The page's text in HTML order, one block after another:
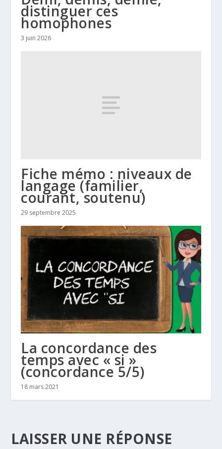
distinguer ces
homophones
3 juin 2026
Fiche mémo : niveaux de
langage (familier,
courant, soutenu)
29 septembre 2025
La concordance des
temps avec « si »
(concordance 5/5)
18 mars 2021
LAISSER UNE RÉPONSE